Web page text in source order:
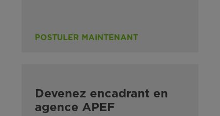
POSTULER MAINTENANT
Devenez encadrant en
agence APEF